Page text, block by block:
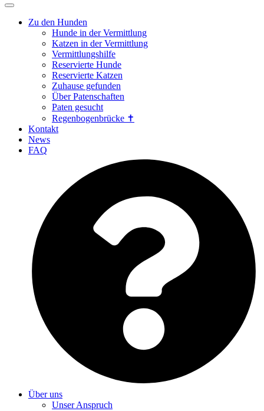
Zu den Hunden
Hunde in der Vermittlung
Katzen in der Vermittlung
Vermittlungshilfe
Reservierte Hunde
Reservierte Katzen
Zuhause gefunden
Über Patenschaften
Paten gesucht
Regenbogenbrücke ✝
Kontakt
News
FAQ
Über uns
Unser Anspruch